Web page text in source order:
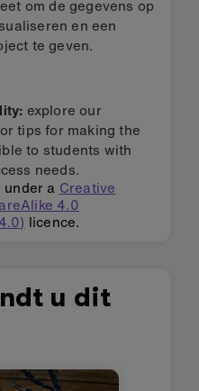
om de gegevens op
en een
te geven.
explore our
tips for making the
to students with
needs.
a Creative
4.0
licence.
u dit